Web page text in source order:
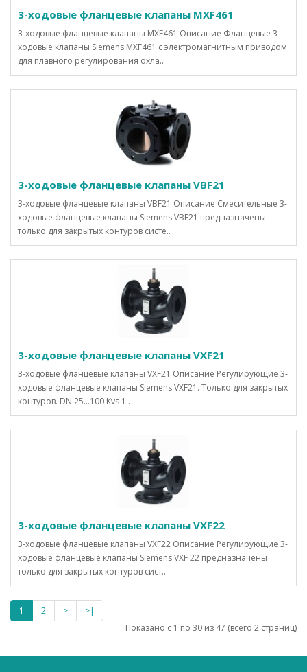
3-ходовые фланцевые клапаны MXF461
3-ходовые фланцевые клапаны MXF461 Описание Фланцевые 3-
ходовые клапаны Siemens MXF461 с электромагнитным приводом
для плавного регулирования охла..
3-ходовые фланцевые клапаны VBF21
3-ходовые фланцевые клапаны VBF21 Описание Смесительные 3-
ходовые фланцевые клапаны Siemens VBF21 предназначены
только для закрытых контуров систе..
3-ходовые фланцевые клапаны VXF21
3-ходовые фланцевые клапаны VXF21 Описание Регулирующие 3-
ходовые фланцевые клапаны Siemens VXF21. Только для закрытых
контуров. DN 25...100 Kvs 1..
3-ходовые фланцевые клапаны VXF22
3-ходовые фланцевые клапаны VXF22 Описание Регулирующие 3-
ходовые фланцевые клапаны Siemens VXF 22 предназначены
только для закрытых контуров сист..
1 2 >
>|
Показано с 1 по 30 из 47 (всего 2 страниц)